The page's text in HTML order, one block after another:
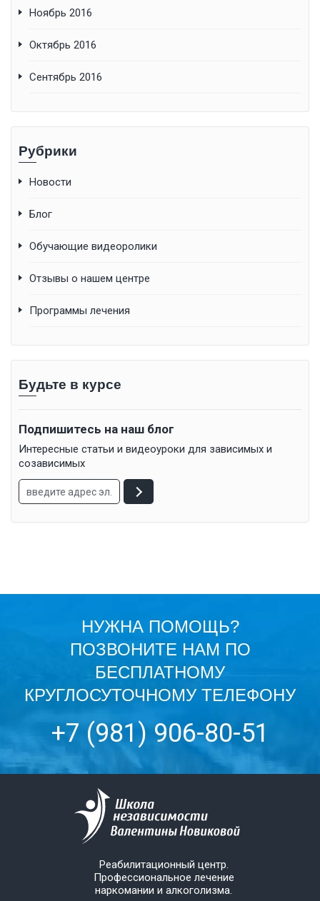
Ноябрь 2016
Октябрь 2016
Сентябрь 2016
Рубрики
Новости
Блог
Обучающие видеоролики
Отзывы о нашем центре
Программы лечения
Будьте в курсе
Подпишитесь на наш блог
Интересные статьи и видеоуроки для зависимых и
созависимых
НУЖНА ПОМОЩЬ?
ПОЗВОНИТЕ НАМ ПО
БЕСПЛАТНОМУ
КРУГЛОСУТОЧНОМУ ТЕЛЕФОНУ
+7 (981) 906-80-51
Реабилитационный центр.
Профессиональное лечение
наркомании и алкоголизма.